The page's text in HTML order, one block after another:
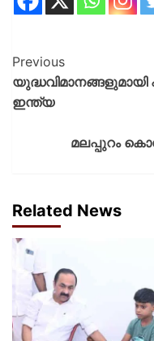
Previous
യുദ്ധവിമാനങ്ങളുമായി
ഇന്ത്യ
മലപ്പുറം
Related News